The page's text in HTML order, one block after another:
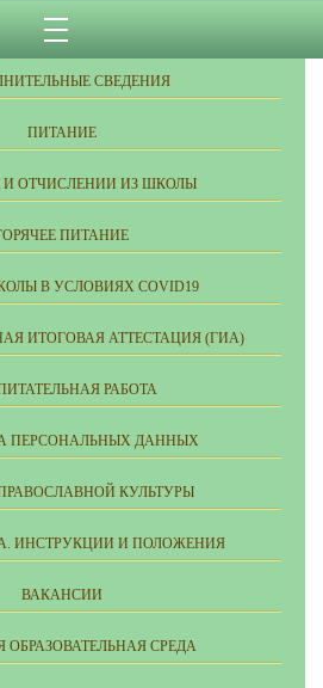
КОРРУПЦИИ
СВЕДЕНИЯ
ПИТАНИЕ
И ОТЧИСЛЕНИИ ИЗ ШКОЛЫ
ПИТАНИЕ
В УСЛОВИЯХ COVID19
ИТОГОВАЯ АТТЕСТАЦИЯ (ГИА)
РАБОТА
ПЕРСОНАЛЬНЫХ ДАННЫХ
КУЛЬТУРЫ
ИНСТРУКЦИИ И ПОЛОЖЕНИЯ
ВАКАНСИИ
ОБРАЗОВАТЕЛЬНАЯ СРЕДА